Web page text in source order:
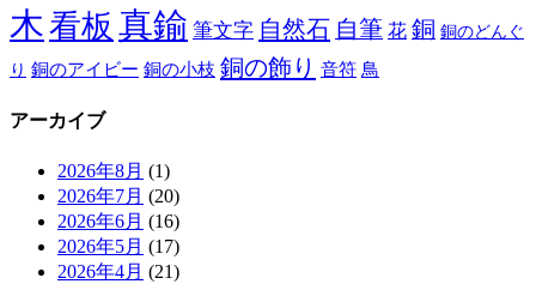
木看板 真鍮 筆文字 自然石 自筆 花 銅 銅のどんぐ
り 銅のアイビー 銅の小枝 銅の飾り 音符 鳥
アーカイブ
2026年8月 (1)
2026年7月 (20)
2026年6月 (16)
2026年5月 (17)
2026年4月 (21)